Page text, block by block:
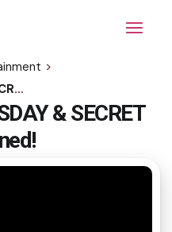
>
AVENGERS DOOMSDAY & SECRET WARS Delay Explained!
& SECRET